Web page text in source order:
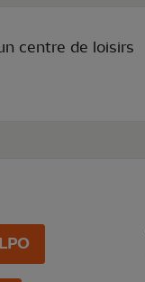
centre de loisirs